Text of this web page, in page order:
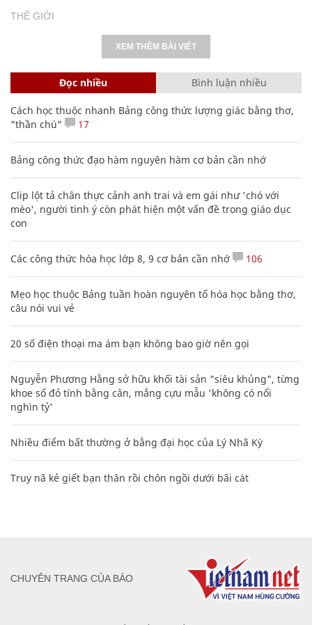
THẾ GIỚI
XEM THÊM BÀI VIẾT
Đọc nhiều Bình luận nhiều
Cách học thuộc nhanh Bảng công thức lượng giác bằng thơ,
"thần chú"
17
Bảng công thức đạo hàm nguyên hàm cơ bản cần nhớ
Clip lột tả chân thực cảnh anh trai và em gái như 'chó với
mèo', người tinh ý còn phát hiện một vấn đề trong giáo dục
con
Các công thức hóa học lớp 8, 9 cơ bản cần nhớ 106
Mẹo học thuộc Bảng tuần hoàn nguyên tố hóa học bằng thơ,
câu nói vui vẻ
20 số điện thoại ma ám bạn không bao giờ nên gọi
Nguyễn Phương Hằng sở hữu khối tài sản "siêu khủng", từng
khoe sổ đỏ tính bằng cân, mắng cựu mẫu 'không có nổi
nghìn tỷ'
Nhiều điểm bất thường ở bằng đại học của Lý Nhã Kỳ
Truy nã kẻ giết bạn thân rồi chôn ngồi dưới bãi cát
CHUYÊN TRANG CỦA BÁO